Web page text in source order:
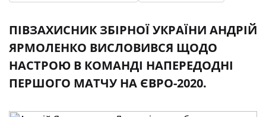
ПІВЗАХИСНИК ЗБІРНОЇ УКРАЇНИ АНДРІЙ
ЯРМОЛЕНКО ВИСЛОВИВСЯ ЩОДО
НАСТРОЮ В КОМАНДІ НАПЕРЕДОДНІ
ПЕРШОГО МАТЧУ НА ЄВРО-2020.